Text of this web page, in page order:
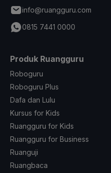
info@ruangguru.com
0815 7441 0000
Produk Ruangguru
Roboguru
Roboguru Plus
Dafa dan Lulu
Kursus for Kids
Ruangguru for Kids
Ruangguru for Business
Ruanguji
Ruangbaca